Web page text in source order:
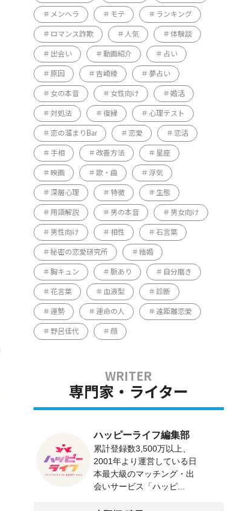
メンヘラ モテ ランキング
ロマンス詐欺 人気 体験談
出会い 動画紹介 占い
原因 吉崎綾 夢占い
女の本音 女性向け 婚活
対処法 復縁 心理テスト
恋の溜まりBar 恋愛 恋活
手相 改善方法 星座
映画 歌・曲 浮気
深層心理 特徴 生態
用語解説 男の本音 男女向け
男性向け 相性 石言葉
秘密の恋愛研究所 結婚
胸キュン 脈あり 自分磨き
花言葉 血液型 診断
運勢 運命の人 遠距離恋愛
野呂佳代 顔
専門家・ライター
ハッピーライフ編集部
累計登録数3,500万以上、
2001年より運営している日
本最大級のマッチング・出
会いサービス「ハッピ...